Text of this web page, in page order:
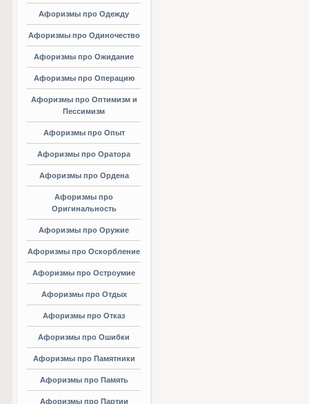
Афоризмы про Одежду
Афоризмы про Одиночество
Афоризмы про Ожидание
Афоризмы про Операцию
Афоризмы про Оптимизм и
Пессимизм
Афоризмы про Опыт
Афоризмы про Оратора
Афоризмы про Ордена
Афоризмы про
Оригинальность
Афоризмы про Оружие
Афоризмы про Оскорбление
Афоризмы про Остроумие
Афоризмы про Отдых
Афоризмы про Отказ
Афоризмы про Ошибки
Афоризмы про Памятники
Афоризмы про Память
Афоризмы про Партии